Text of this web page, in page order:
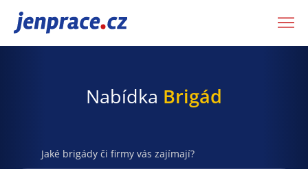
JenPráce.cz
Nabídka Brigád
Jaké brigády či firmy vás zajímají?